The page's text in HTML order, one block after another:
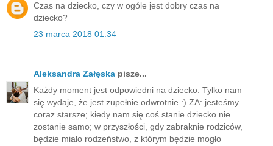
Czas na dziecko, czy w ogóle jest dobry czas na
dziecko?
23 marca 2018 01:34
Aleksandra Załęska pisze...
Każdy moment jest odpowiedni na dziecko. Tylko nam
się wydaje, że jest zupełnie odwrotnie :) ZA: jesteśmy
coraz starsze; kiedy nam się coś stanie dziecko nie
zostanie samo; w przyszłości, gdy zabraknie rodziców,
będzie miało rodzeństwo, z którym będzie mogło